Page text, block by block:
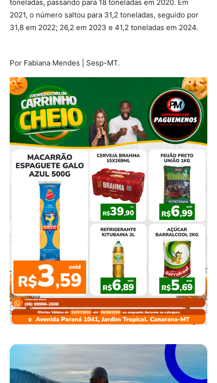
toneladas, passando para 18 toneladas em 2020. Em
2021, o número saltou para 31,2 toneladas, seguido por
31,8 em 2022; 26,2 em 2023 e 41,2 toneladas em 2024.
Por Fabiana Mendes | Sesp-MT.